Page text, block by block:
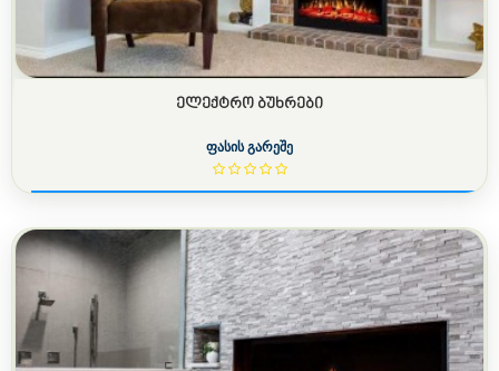
ᲔᲚᲔᲥᲢᲠᲝ ᲑᲣᲮᲠᲔᲑᲘ
ფასის გარეშე